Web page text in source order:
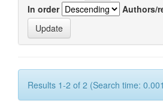
In order
Authors/
Results 1-2 of 2 (Search time: